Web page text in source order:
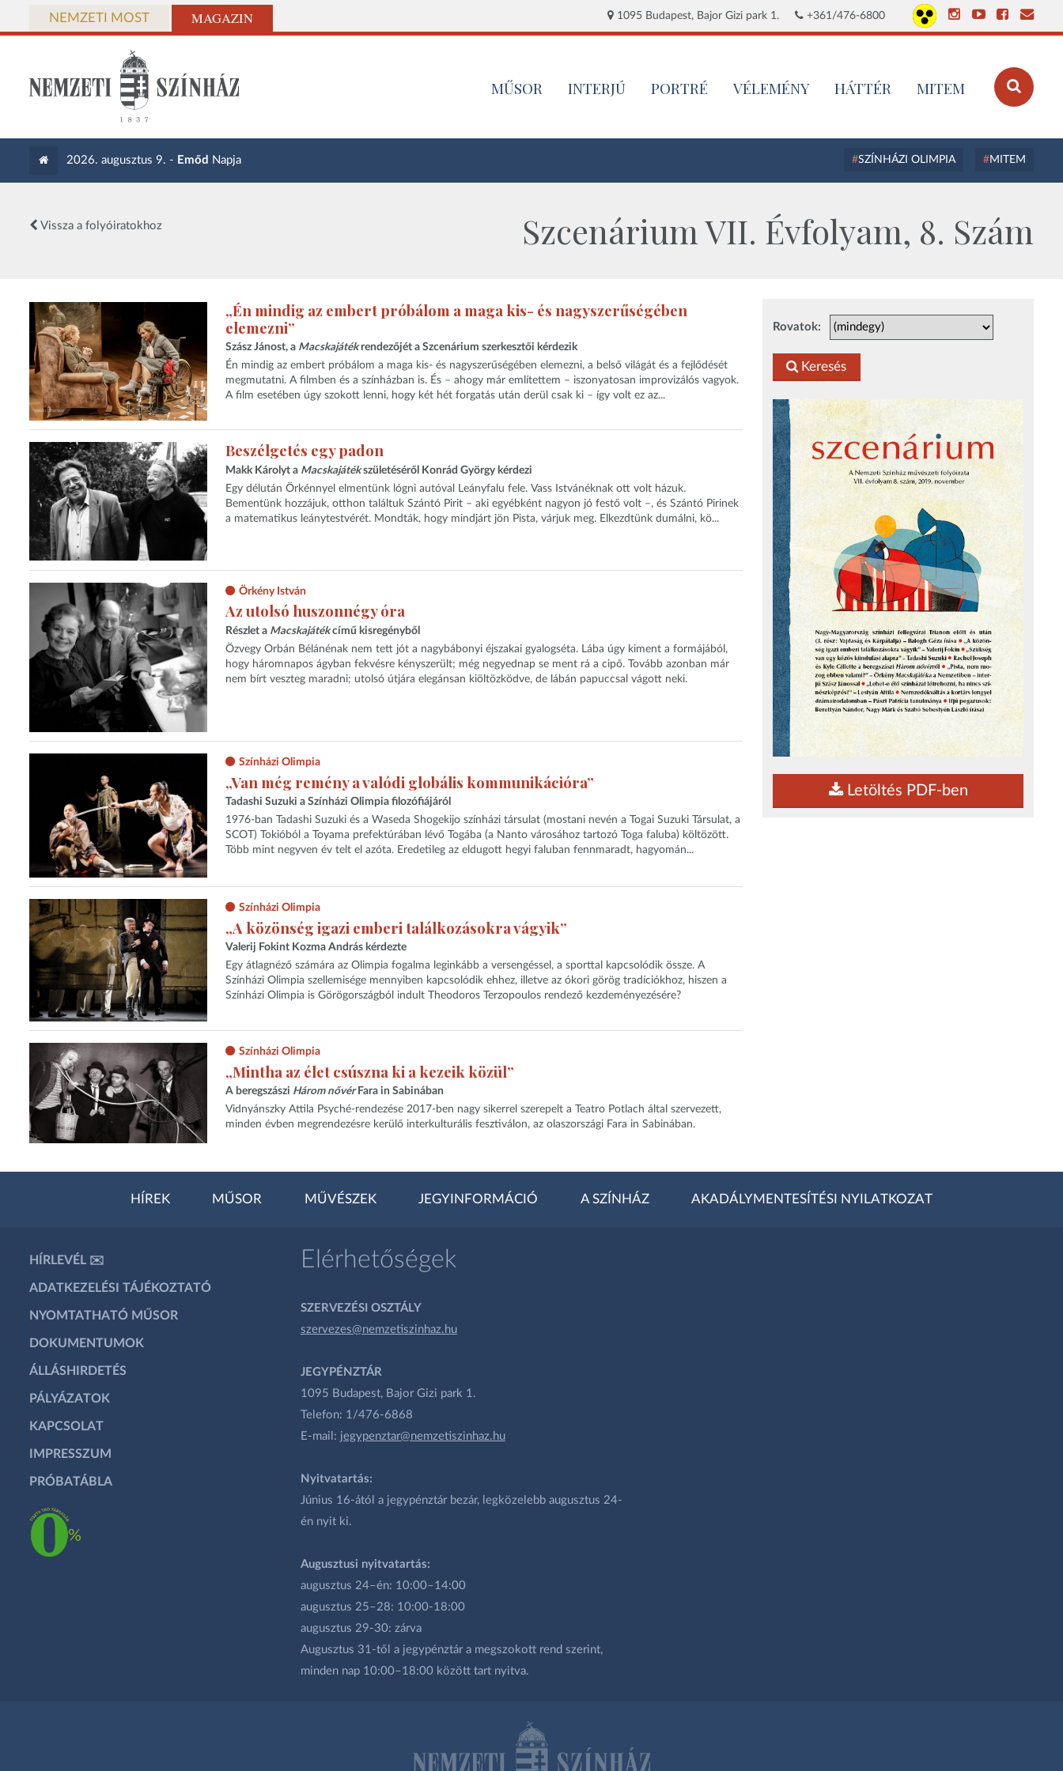
NEMZETI MOST MAGAZIN 1095 Budapest, Bajor Gizi park 1. +361/476-6800
MŰSOR INTERJÚ PORTRÉ VÉLEMÉNY HÁTTÉR MITEM
2026. augusztus 9. - Emőd Napja SZÍNHÁZI OLIMPIA MITEM
Vissza a folyóiratokhoz Szcenárium VII. Évfolyam, 8. Szám
Rovatok:
Keresés
Letöltés PDF-ben
„Én mindig az embert próbálom a maga kis- és nagyszerűségében
elemezni”
Szász Jánost, a Macskajátékrendezőjét a Szcenárium szerkesztői kérdezik
Én mindig az embert próbálom a maga kis- és nagyszerűségében elemezni, a belső világát és a fejlődését
megmutatni. A filmben és a színházban is. És – ahogy már említettem – iszonyatosan improvizálós vagyok.
A film esetében úgy szokott lenni, hogy két hét forgatás után derül csak ki – így volt ez az...
Beszélgetés egy padon
Makk Károlyt a Macskajátékszületéséről Konrád György kérdezi
Egy délután Örkénnyel elmentünk lógni autóval Leányfalu fele. Vass Istvánéknak ott volt házuk.
Bementünk hozzájuk, otthon találtuk Szántó Pirit – aki egyébként nagyon jó festő volt –, és Szántó Pirinek
a matematikus leánytestvérét. Mondták, hogy mindjárt jön Pista, várjuk meg. Elkezdtünk dumálni, kö...
Örkény István
Az utolsó huszonnégy óra
Részlet a Macskajátékcímű kisregényből
Özvegy Orbán Bélánénak nem tett jót a nagybábonyi éjszakai gyalogséta. Lába úgy kiment a formájából,
hogy háromnapos ágyban fekvésre kényszerült; még negyednap se ment rá a cipő. Tovább azonban már
nem bírt veszteg maradni; utolsó útjára elegánsan kiöltözködve, de lábán papuccsal vágott neki.
Színházi Olimpia
„Van még remény a valódi globális kommunikációra”
Tadashi Suzuki a Színházi Olimpia filozófiájáról
1976-ban Tadashi Suzuki és a Waseda Shogekijo színházi társulat (mostani nevén a Togai Suzuki Társulat, a
SCOT) Tokióból a Toyama prefektúrában lévő Togába (a Nanto városához tartozó Toga faluba) költözött.
Több mint negyven év telt el azóta. Eredetileg az eldugott hegyi faluban fennmaradt, hagyomán...
Színházi Olimpia
„A közönség igazi emberi találkozásokra vágyik”
Valerij Fokint Kozma András kérdezte
Egy átlagnéző számára az Olimpia fogalma leginkább a versengéssel, a sporttal kapcsolódik össze. A
Színházi Olimpia szellemisége mennyiben kapcsolódik ehhez, illetve az ókori görög tradíciókhoz, hiszen a
Színházi Olimpia is Görögországból indult Theodoros Terzopoulos rendező kezdeményezésére?
Színházi Olimpia
„Mintha az élet csúszna ki a kezeik közül”
A beregszászi Három nővérFara in Sabinában
Vidnyánszky Attila Psyché-rendezése 2017-ben nagy sikerrel szerepelt a Teatro Potlach által szervezett,
minden évben megrendezésre kerülő interkulturális fesztiválon, az olaszországi Fara in Sabinában.
HÍREK MŰSOR MŰVÉSZEK JEGYINFORMÁCIÓ A SZÍNHÁZ AKADÁLYMENTESÍTÉSI NYILATKOZAT
HÍRLEVÉL ✉️
ADATKEZELÉSI TÁJÉKOZTATÓ
NYOMTATHATÓ MŰSOR
DOKUMENTUMOK
ÁLLÁSHIRDETÉS
PÁLYÁZATOK
KAPCSOLAT
IMPRESSZUM
PRÓBATÁBLA
Elérhetőségek
SZERVEZÉSI OSZTÁLY
szervezes@nemzetiszinhaz.hu
JEGYPÉNZTÁR
1095 Budapest, Bajor Gizi park 1.
Telefon: 1/476-6868
E-mail: jegypenztar@nemzetiszinhaz.hu
Nyitvatartás:
Június 16-ától a jegypénztár bezár, legközelebb augusztus 24-
én nyit ki.
Augusztusi nyitvatartás:
augusztus 24–én: 10:00–14:00
augusztus 25–28: 10:00-18:00
augusztus 29-30: zárva
Augusztus 31-től a jegypénztár a megszokott rend szerint,
minden nap 10:00–18:00 között tart nyitva.